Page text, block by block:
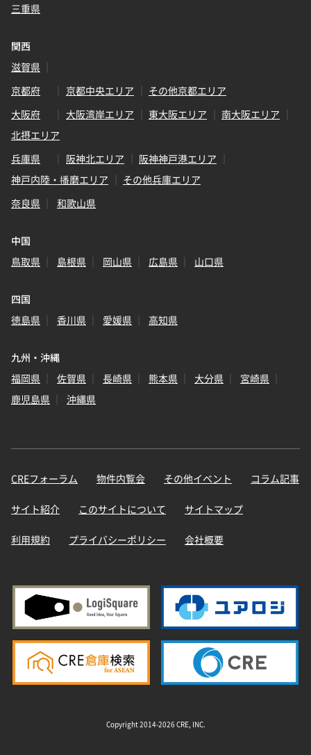
三重県
関西
滋賀県
京都府
京都中央エリア
その他京都エリア
大阪府
大阪湾岸エリア 東大阪エリア
南大阪エリア
北摂エリア
兵庫県
阪神北エリア
阪神神戸港エリア
神戸内陸・播磨エリア
その他兵庫エリア
奈良県
和歌山県
中国
鳥取県
島根県 岡山県 広島県 山口県
四国
徳島県
香川県 愛媛県 高知県
九州・沖縄
福岡県
佐賀県 長崎県 熊本県 大分県
宮崎県
鹿児島県
沖縄県
CREフォーラム 物件内覧会 その他イベント コラム記事
サイト紹介 このサイトについて サイトマップ
利用規約 プライバシーポリシー 会社概要
Copyright 2014-2026 CRE, INC.